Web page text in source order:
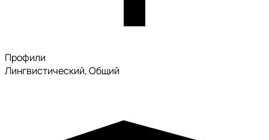
Профили
Лингвистический, Общий